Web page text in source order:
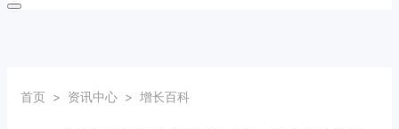
首页 > 资讯中心 > 增长百科